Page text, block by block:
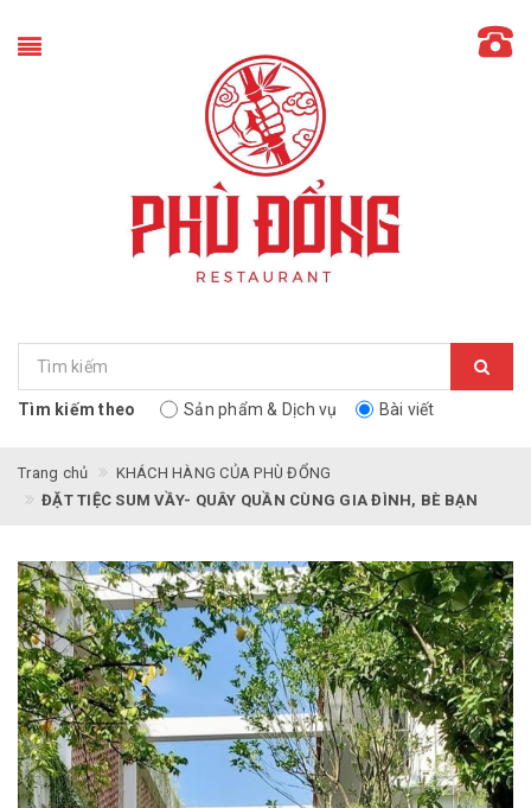
Tìm kiếm theo Sản phẩm & Dịch vụ Bài viết
Trang chủ
KHÁCH HÀNG CỦA PHÙ ĐỔNG
ĐẶT TIỆC SUM VẦY- QUÂY QUẦN CÙNG GIA ĐÌNH, BÈ BẠN